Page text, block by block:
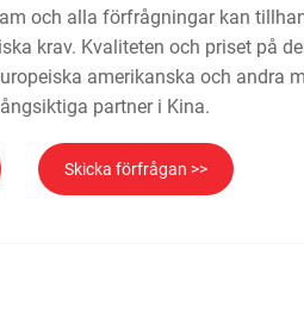
och alla förfrågningar kan
krav. Kvaliteten och priset på
amerikanska och andra
partner i Kina.
Skicka förfrågan >>